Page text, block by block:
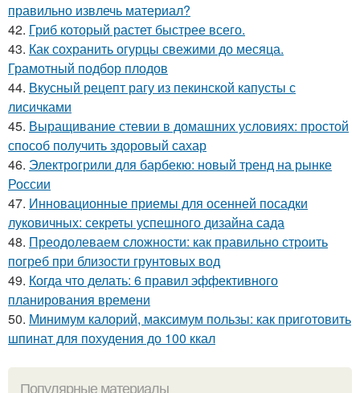
правильно извлечь материал?
42. Гриб который растет быстрее всего.
43. Как сохранить огурцы свежими до месяца.
Грамотный подбор плодов
44. Вкусный рецепт рагу из пекинской капусты с
лисичками
45. Выращивание стевии в домашних условиях: простой
способ получить здоровый сахар
46. Электрогрили для барбекю: новый тренд на рынке
России
47. Инновационные приемы для осенней посадки
луковичных: секреты успешного дизайна сада
48. Преодолеваем сложности: как правильно строить
погреб при близости грунтовых вод
49. Когда что делать: 6 правил эффективного
планирования времени
50. Минимум калорий, максимум пользы: как приготовить
шпинат для похудения до 100 ккал
Популярные материалы